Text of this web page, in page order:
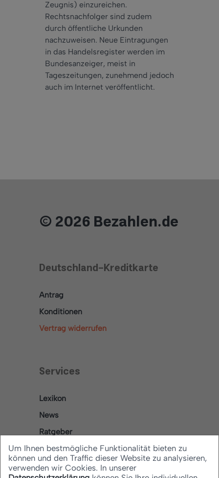
Zeugnis) einzureichen.
Rechtsnachfolger sind zudem
durch öffentliche Urkunden
nachzuweisen. Neue Eintragungen
in das Handelsregister werden im
Bundesanzeiger, meist in
Tageszeitungen, zunehmend jedoch
auch im Internet veröffentlicht.
© 2026 Bezahlen.de
Deutschland-Kreditkarte
Antrag
Konditionen
Vertrag widerrufen
Services
Lexikon
News
Ratgeber
Um Ihnen bestmögliche Funktionalität bieten zu
können und den Traffic dieser Website zu analysieren,
verwenden wir Cookies. In unserer